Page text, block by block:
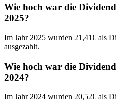
Wie hoch war die
2025?
Im Jahr 2025 wurden 21,41€ als
ausgezahlt.
Wie hoch war die
2024?
Im Jahr 2024 wurden 20,52€ als